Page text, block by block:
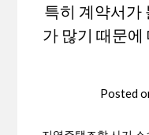
특히 계약서가
가 많기 때문
Posted